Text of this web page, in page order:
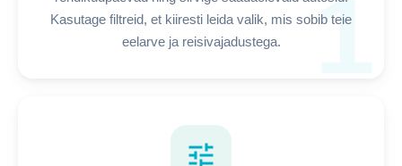
1
Kasutage filtreid, et kiiresti leida valik, mis sobib teie
eelarve ja reisivajadustega.
tune